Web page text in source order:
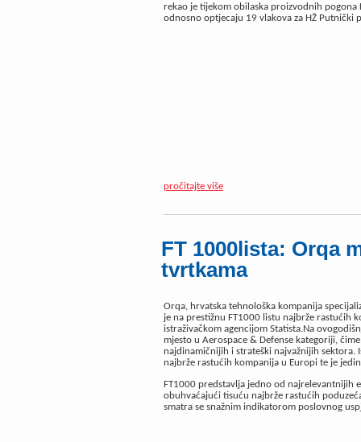
rekao je tijekom obilaska proizvodnih
odnosno optjecaju 19 vlakova za HŽ Putnički
pročitajte više
FT 1000lista: Orqa
tvrtkama
Orqa, hrvatska tehnološka kompanija
je na prestižnu FT1000 listu najbrže rastućih
istraživačkom agencijom Statista.Na
mjesto u Aerospace & Defense kategoriji,
najdinamičnijih i strateški najvažnijih sektora.
najbrže rastućih kompanija u Europi te je
FT1000 predstavlja jedno od
obuhvaćajući tisuću najbrže rastućih
smatra se snažnim indikatorom poslovnog